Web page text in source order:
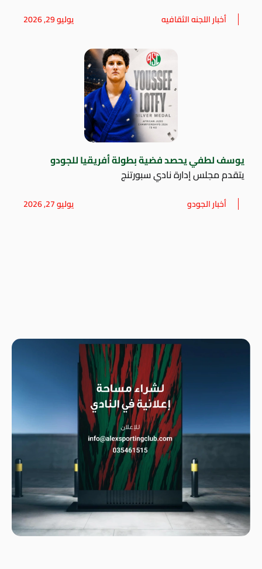
أخبار اللجنه الثقافيه يوليو 29, 2026
يوسف لطفي يحصد فضية بطولة أفريقيا للجودو
يتقدم مجلس إدارة نادي سبورتنج
أخبار الجودو يوليو 27, 2026